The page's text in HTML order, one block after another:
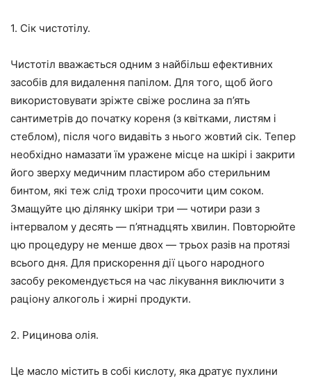
1. Сік чистотілу.
Чистотіл вважається одним з найбільш ефективних
засобів для видалення папілом. Для того, щоб його
використовувати зріжте свіже рослина за п’ять
сантиметрів до початку кореня (з квітками, листям і
стеблом), після чого видавіть з нього жовтий сік. Тепер
необхідно намазати їм уражене місце на шкірі і закрити
його зверху медичним пластиром або стерильним
бинтом, які теж слід трохи просочити цим соком.
Змащуйте цю ділянку шкіри три — чотири рази з
інтервалом у десять — п’ятнадцять хвилин. Повторюйте
цю процедуру не менше двох — трьох разів на протязі
всього дня. Для прискорення дії цього народного
засобу рекомендується на час лікування виключити з
раціону алкоголь і жирні продукти.
2. Рицинова олія.
Це масло містить в собі кислоту, яка дратує пухлини